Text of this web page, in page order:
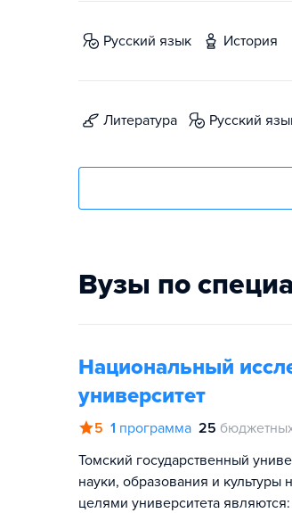
русский язык история
литература русский
Вузы по
Национальный
университет
5 1 программа 25
Томский государственный
науки, образования и культуры
целями университета